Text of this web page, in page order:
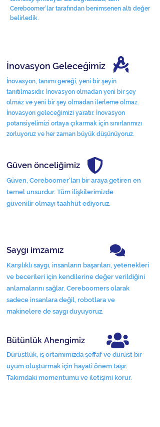
Cereboomer’lar tarafından benimsenen altı değer
belirledik.
İnovasyon Geleceğimiz
İnovasyon, tanımı gereği, yeni bir şeyin
tanıtılmasıdır. İnovasyon olmadan yeni bir şey
olmaz ve yeni bir şey olmadan ilerleme olmaz.
İnovasyon geleceğimizi yaratır. İnovasyon
potansiyelimizi ortaya çıkarmak için sınırlarımızı
zorluyoruz ve her zaman büyük düşünüyoruz.
Güven önceliğimiz
Güven, Cereboomer'ları bir araya getiren en
temel unsurdur. Tüm ilişkilerimizde
güvenilir olmayı taahhüt ediyoruz.
Saygı imzamız
Karşılıklı saygı, insanların başarıları, yetenekleri
ve becerileri için kendilerine değer verildiğini
anlamalarını sağlar. Cereboomers olarak
sadece insanlara değil, robotlara ve
makinelere de saygı duyuyoruz.
Bütünlük Ahengimiz
Dürüstlük, iş ortamımızda şeffaf ve dürüst bir
uyum oluşturmak için hayati önem taşır.
Takımdaki momentumu ve iletişimi korur.